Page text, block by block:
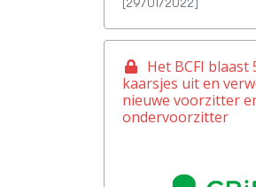
kaarsjes uit en
nieuwe voorzitter
ondervoorzitter